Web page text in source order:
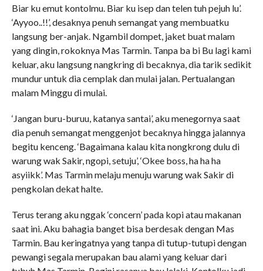
Biar ku emut kontolmu. Biar ku isep dan telen tuh pejuh lu’.
‘Ayyoo..!!’, desaknya penuh semangat yang membuatku
langsung ber-anjak. Ngambil dompet, jaket buat malam
yang dingin, rokoknya Mas Tarmin. Tanpa ba bi Bu lagi kami
keluar, aku langsung nangkring di becaknya, dia tarik sedikit
mundur untuk dia cemplak dan mulai jalan. Pertualangan
malam Minggu di mulai.
‘Jangan buru-buruu, katanya santai’, aku menegornya saat
dia penuh semangat menggenjot becaknya hingga jalannya
begitu kenceng. ‘Bagaimana kalau kita nongkrong dulu di
warung wak Sakir, ngopi, setuju’, ‘Okee boss, ha ha ha
asyiikk’. Mas Tarmin melaju menuju warung wak Sakir di
pengkolan dekat halte.
Terus terang aku nggak ‘concern’ pada kopi atau makanan
saat ini. Aku bahagia banget bisa berdesak dengan Mas
Tarmin. Bau keringatnya yang tanpa di tutup-tutupi dengan
pewangi segala merupakan bau alami yang keluar dari